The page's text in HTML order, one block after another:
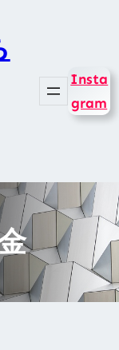
Insta
gram